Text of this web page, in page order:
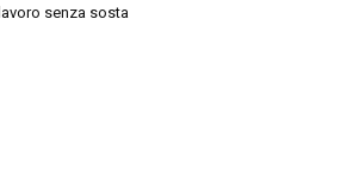
lavoro senza sosta